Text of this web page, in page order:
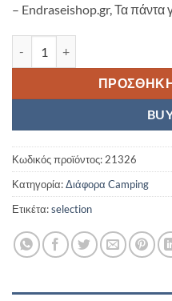
– Endraseishop.gr, Τα πάντα
Κωδικός προϊόντος:21326
Κατηγορία:Διάφορα Camping
Ετικέτα:selection